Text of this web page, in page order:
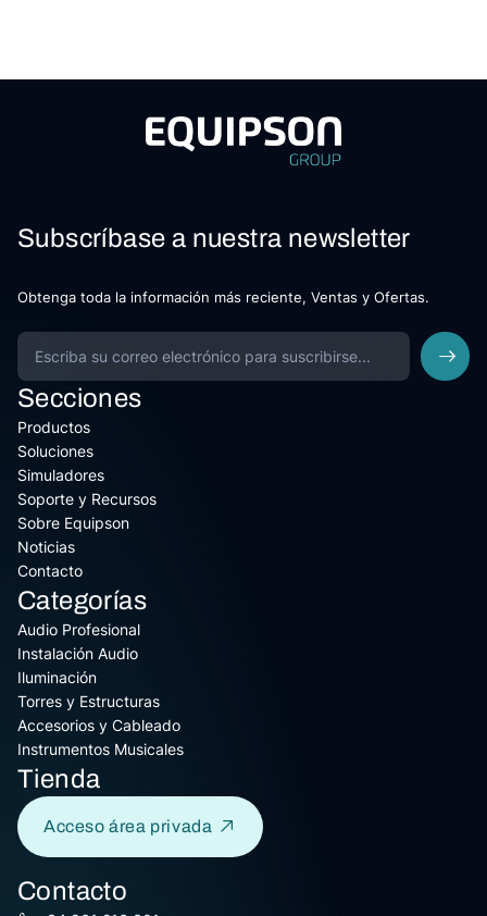
Subscríbase a nuestra newsletter
Obtenga toda la información más reciente, Ventas y Ofertas.
Secciones
Productos
Soluciones
Simuladores
Soporte y Recursos
Sobre Equipson
Noticias
Contacto
Categorías
Audio Profesional
Instalación Audio
Iluminación
Torres y Estructuras
Accesorios y Cableado
Instrumentos Musicales
Tienda
Acceso área privada
Contacto